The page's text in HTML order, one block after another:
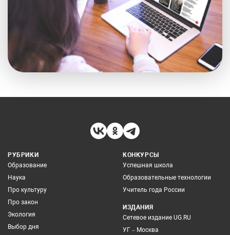
РУБРИКИ
Образование
Наука
Про культуру
Про закон
Экология
Выбор дня
КОНКУРСЫ
Успешная школа
Образовательные технологии
Учитель года России
ИЗДАНИЯ
Сетевое издание UG.RU
УГ – Москва